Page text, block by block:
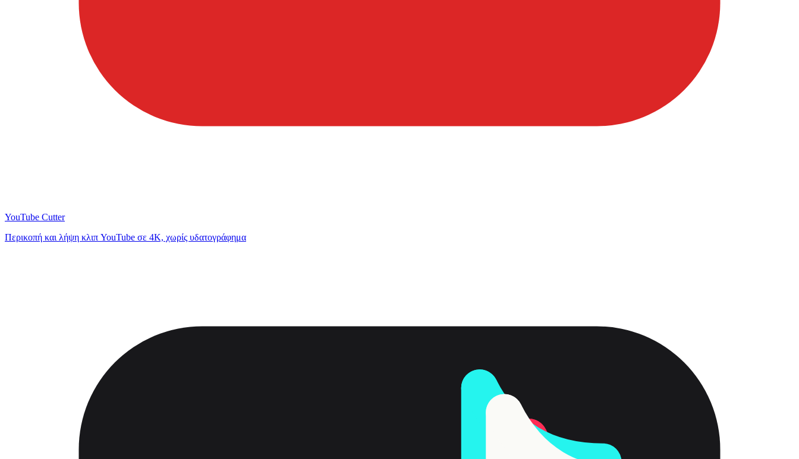
YouTube Cutter
Περικοπή και λήψη κλιπ YouTube σε 4K, χωρίς υδατογράφημα